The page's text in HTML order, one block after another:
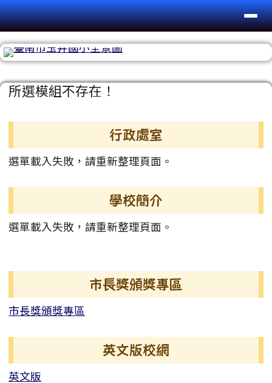
跳至主內容區
台南市玉井國小
導覽列
主內容區域
所選模組不存在！
行政處室
選單載入失敗，請重新整理頁面。
學校簡介
選單載入失敗，請重新整理頁面。
右邊區域內容市長獎頒獎專區
市長獎頒獎專區
英文版校網
英文版
頁尾區域